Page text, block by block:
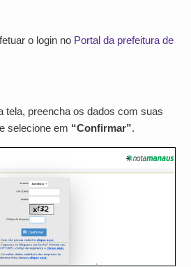
o login no Portal da prefeitura de
tela, preencha os dados com suas
selecione em “Confirmar”.